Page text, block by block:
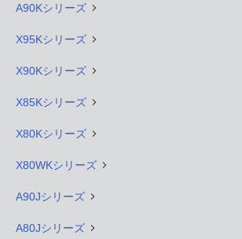
A90Kシリーズ
X95Kシリーズ
X90Kシリーズ
X85Kシリーズ
X80Kシリーズ
X80WKシリーズ
A90Jシリーズ
A80Jシリーズ